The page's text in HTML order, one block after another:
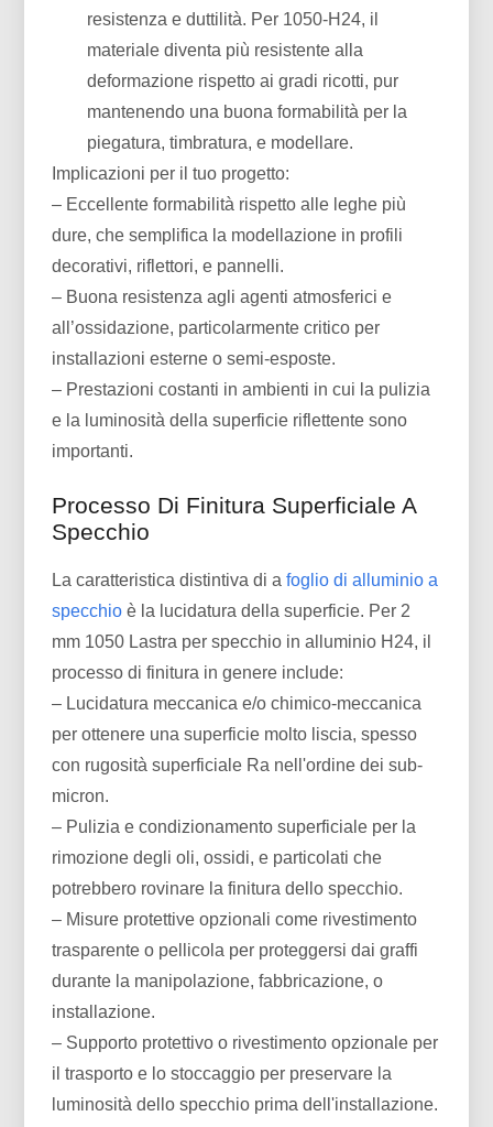
resistenza e duttilità. Per 1050-H24, il
materiale diventa più resistente alla
deformazione rispetto ai gradi ricotti, pur
mantenendo una buona formabilità per la
piegatura, timbratura, e modellare.
Implicazioni per il tuo progetto:
– Eccellente formabilità rispetto alle leghe più
dure, che semplifica la modellazione in profili
decorativi, riflettori, e pannelli.
– Buona resistenza agli agenti atmosferici e
all’ossidazione, particolarmente critico per
installazioni esterne o semi-esposte.
– Prestazioni costanti in ambienti in cui la pulizia
e la luminosità della superficie riflettente sono
importanti.
Processo Di Finitura Superficiale A
Specchio
La caratteristica distintiva di afoglio di alluminio a
specchio è la lucidatura della superficie. Per 2
mm 1050 Lastra per specchio in alluminio H24, il
processo di finitura in genere include:
– Lucidatura meccanica e/o chimico-meccanica
per ottenere una superficie molto liscia, spesso
con rugosità superficiale Ra nell'ordine dei sub-
micron.
– Pulizia e condizionamento superficiale per la
rimozione degli oli, ossidi, e particolati che
potrebbero rovinare la finitura dello specchio.
– Misure protettive opzionali come rivestimento
trasparente o pellicola per proteggersi dai graffi
durante la manipolazione, fabbricazione, o
installazione.
– Supporto protettivo o rivestimento opzionale per
il trasporto e lo stoccaggio per preservare la
luminosità dello specchio prima dell'installazione.